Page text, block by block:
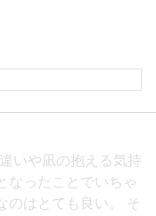
いや凪の抱える気持
なったことでいちゃ
のはとても良い。 そ